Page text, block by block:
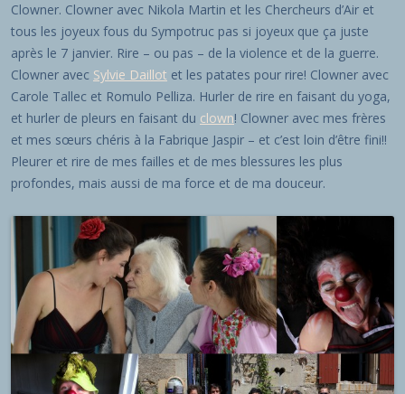
Clowner. Clowner avec Nikola Martin et les Chercheurs d’Air et
tous les joyeux fous du Sympotruc pas si joyeux que ça juste
après le 7 janvier. Rire – ou pas – de la violence et de la guerre.
Clowner avec Sylvie Daillot et les patates pour rire! Clowner avec
Carole Tallec et Romulo Pelliza. Hurler de rire en faisant du yoga,
et hurler de pleurs en faisant du clown! Clowner avec mes frères
et mes sœurs chéris à la Fabrique Jaspir – et c’est loin d’être fini!!
Pleurer et rire de mes failles et de mes blessures les plus
profondes, mais aussi de ma force et de ma douceur.